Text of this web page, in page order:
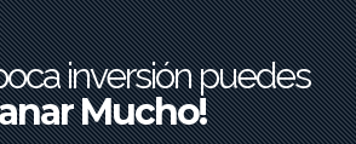
inversión puedes
Mucho!